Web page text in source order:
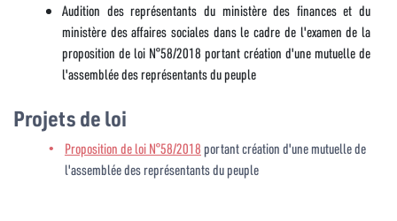
Audition des représentants du ministère des finances et du
ministère des affaires sociales dans le cadre de l'examen de la
proposition de loi N°58/2018 portant création d'une mutuelle de
l'assemblée des représentants du peuple
Projets de loi
Proposition de loi N°58/2018portant création d'une mutuelle de
l'assemblée des représentants du peuple